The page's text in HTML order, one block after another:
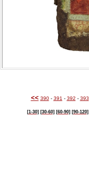
<< 390- 391 - 392 - 393
[1-30] [30-60] [60-90] [90-120]